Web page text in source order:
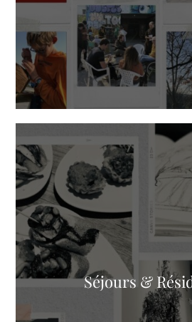
Séjours &